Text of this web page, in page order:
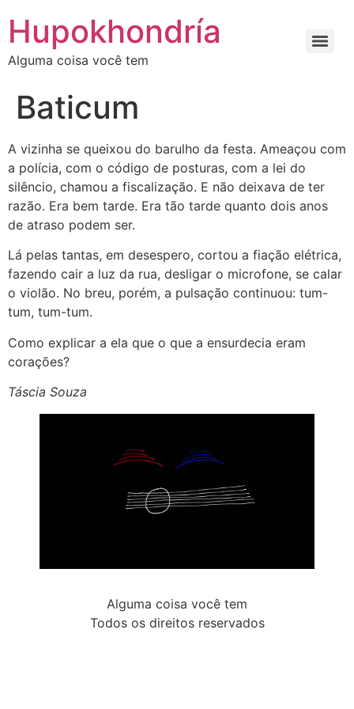
para
conteúdo
Hupokhondría
Alguma coisa você tem
Baticum
A vizinha se queixou do barulho da festa. Ameaçou com
a polícia, com o código de posturas, com a lei do
silêncio, chamou a fiscalização. E não deixava de ter
razão. Era bem tarde. Era tão tarde quanto dois anos
de atraso podem ser.
Lá pelas tantas, em desespero, cortou a fiação elétrica,
fazendo cair a luz da rua, desligar o microfone, se calar
o violão. No breu, porém, a pulsação continuou: tum-
tum, tum-tum.
Como explicar a ela que o que a ensurdecia eram
corações?
Táscia Souza
Alguma coisa você tem
Todos os direitos reservados